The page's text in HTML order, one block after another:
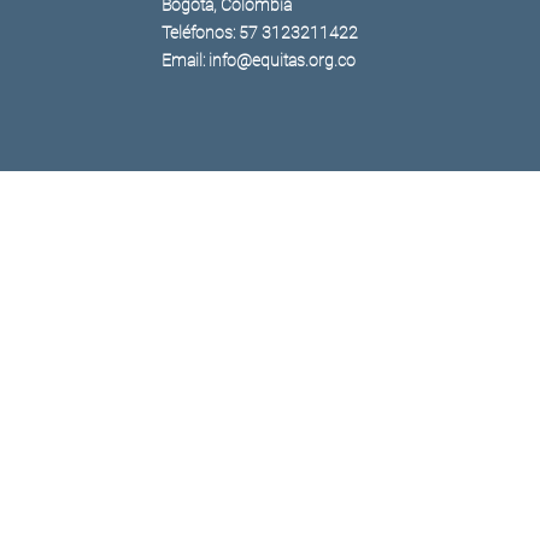
Bogotá, Colombia
Teléfonos: 57 3123211422
Email: info@equitas.org.co